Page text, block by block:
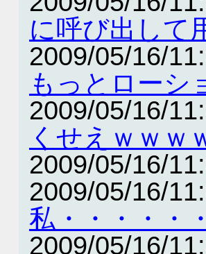
に呼び出して
2009/05/16/
もっとローシ
2009/05/16/
くせえｗｗｗ
2009/05/16/
2009/05/16/
私・・・・・
2009/05/16/